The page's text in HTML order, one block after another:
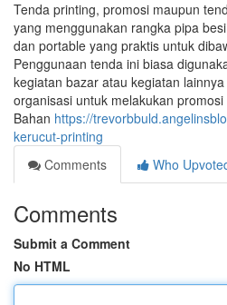
Tenda printing, promosi maupun
yang menggunakan rangka pipa
dan portable yang praktis untuk
Penggunaan tenda ini biasa
kegiatan bazar atau kegiatan
organisasi untuk melakukan
Bahan https://
kerucut-printing
Comments
Who
Comments
Submit a Comment
No HTML